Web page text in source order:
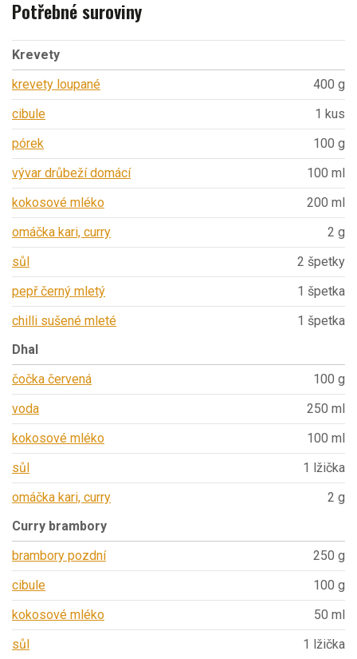
Potřebné suroviny
Krevety
krevety loupané
400 g
cibule
1 kus
pórek
100 g
vývar drůbeží domácí
100 ml
kokosové mléko
200 ml
omáčka kari, curry
2 g
sůl
2 špetky
pepř černý mletý
1 špetka
chilli sušené mleté
1 špetka
Dhal
čočka červená
100 g
voda
250 ml
kokosové mléko
100 ml
sůl
1 lžička
omáčka kari, curry
2 g
Curry brambory
brambory pozdní
250 g
cibule
100 g
kokosové mléko
50 ml
sůl
1 lžička